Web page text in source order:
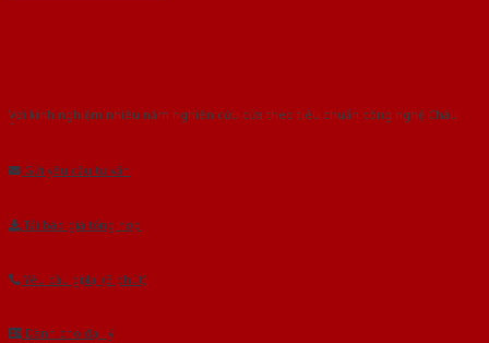
Với kinh nghiệm nhiêu năm nghiên cứu cửa theo tiêu chuẩn công nghệ Châu
Âu.Chúng tôi tự tin là nhà sản xuất & cung cấp hàng đầu tại Việt Nam!
Gửi yêu cầu tư vấn
Tải báo giá tổng hợp
Yêu cầu gọi lại (3 phút)
Dành cho đại lý